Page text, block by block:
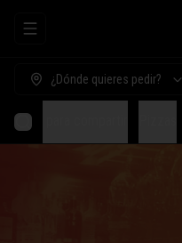
Abrir menu de navegación
¿Dónde quieres pedir?
Comida para compartir